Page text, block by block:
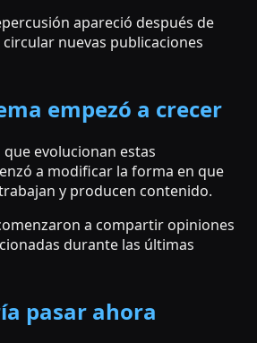
apareció después de
nuevas publicaciones
empezó a crecer
que evolucionan estas
a modificar la forma en que
y producen contenido.
a compartir opiniones
durante las últimas
pasar ahora